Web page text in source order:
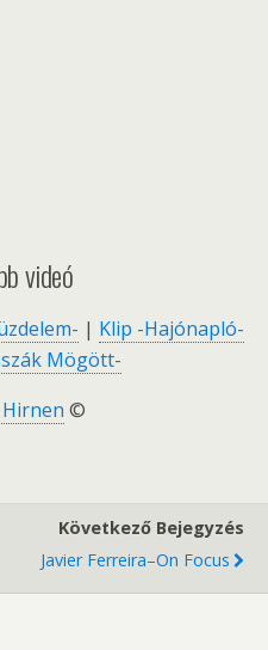
videó
| Klip -Hajónapló-
Mögött-
©
Következő Bejegyzés
Javier Ferreira–On Focus